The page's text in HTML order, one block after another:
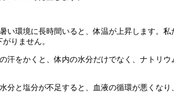
暑い環境に長時間いると、体温が上昇します。
りません。
汗をかくと、体内の水分だけでなく、ナトリ
水分と塩分が不足すると、血液の循環が悪くな